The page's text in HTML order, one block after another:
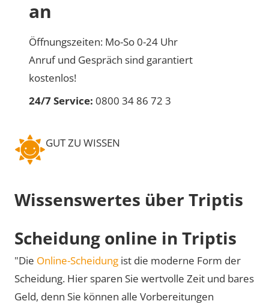
an
Öffnungszeiten: Mo-So 0-24 Uhr
Anruf und Gespräch sind garantiert
kostenlos!
24/7 Service: 0800 34 86 72 3
GUT ZU WISSEN
Wissenswertes über Triptis
Scheidung online in Triptis
"Die Online-Scheidung ist die moderne Form der
Scheidung. Hier sparen Sie wertvolle Zeit und bares
Geld, denn Sie können alle Vorbereitungen